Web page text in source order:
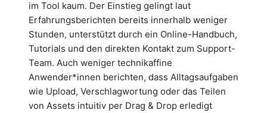
im Tool kaum. Der Einstieg gelingt laut
Erfahrungsberichten bereits innerhalb weniger
Stunden, unterstützt durch ein Online-Handbuch,
Tutorials und den direkten Kontakt zum Support-
Team. Auch weniger technikaffine
Anwender*innen berichten, dass Alltagsaufgaben
wie Upload, Verschlagwortung oder das Teilen
von Assets intuitiv per Drag & Drop erledigt